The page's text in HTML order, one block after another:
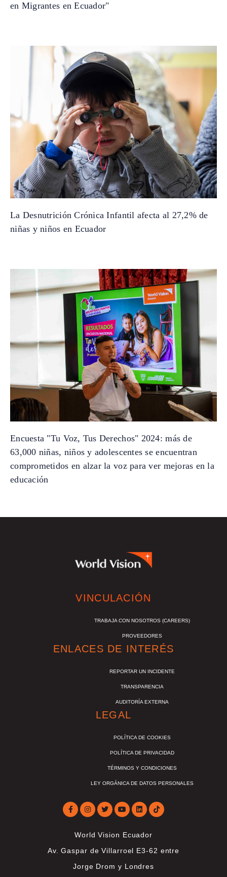
en Migrantes en Ecuador"
La Desnutrición Crónica Infantil afecta al 27,2% de
niñas y niños en Ecuador
Encuesta "Tu Voz, Tus Derechos" 2024: más de
63,000 niñas, niños y adolescentes se encuentran
comprometidos en alzar la voz para ver mejoras en la
educación
VINCULACIÓN
TRABAJA CON NOSOTROS (CAREERS)
PROVEEDORES
ENLACES DE INTERÉS
REPORTAR UN INCIDENTE
TRANSPARENCIA
AUDITORÍA EXTERNA
LEGAL
POLÍTICA DE COOKIES
POLÍTICA DE PRIVACIDAD
TÉRMINOS Y CONDICIONES
LEY ORGÁNICA DE DATOS PERSONALES
World Vision Ecuador
Av. Gaspar de Villarroel E3-62 entre
Jorge Drom y Londres